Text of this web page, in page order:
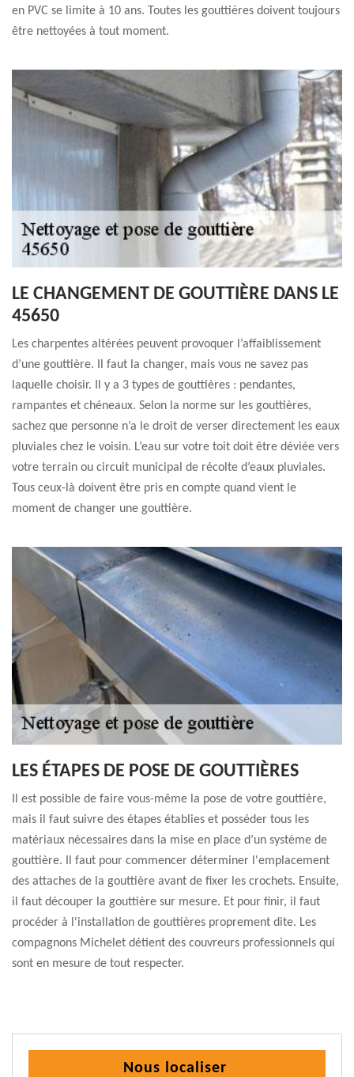
en PVC se limite à 10 ans. Toutes les gouttières doivent toujours
être nettoyées à tout moment.
LE CHANGEMENT DE GOUTTIÈRE DANS LE
45650
Les charpentes altérées peuvent provoquer l’affaiblissement
d’une gouttière. Il faut la changer, mais vous ne savez pas
laquelle choisir. Il y a 3 types de gouttières : pendantes,
rampantes et chéneaux. Selon la norme sur les gouttières,
sachez que personne n’a le droit de verser directement les eaux
pluviales chez le voisin. L’eau sur votre toit doit être déviée vers
votre terrain ou circuit municipal de récolte d’eaux pluviales.
Tous ceux-là doivent être pris en compte quand vient le
moment de changer une gouttière.
LES ÉTAPES DE POSE DE GOUTTIÈRES
Il est possible de faire vous-même la pose de votre gouttière,
mais il faut suivre des étapes établies et posséder tous les
matériaux nécessaires dans la mise en place d’un système de
gouttière. Il faut pour commencer déterminer l'emplacement
des attaches de la gouttière avant de fixer les crochets. Ensuite,
il faut découper la gouttière sur mesure. Et pour finir, il faut
procéder à l'installation de gouttières proprement dite. Les
compagnons Michelet détient des couvreurs professionnels qui
sont en mesure de tout respecter.
Nous localiser